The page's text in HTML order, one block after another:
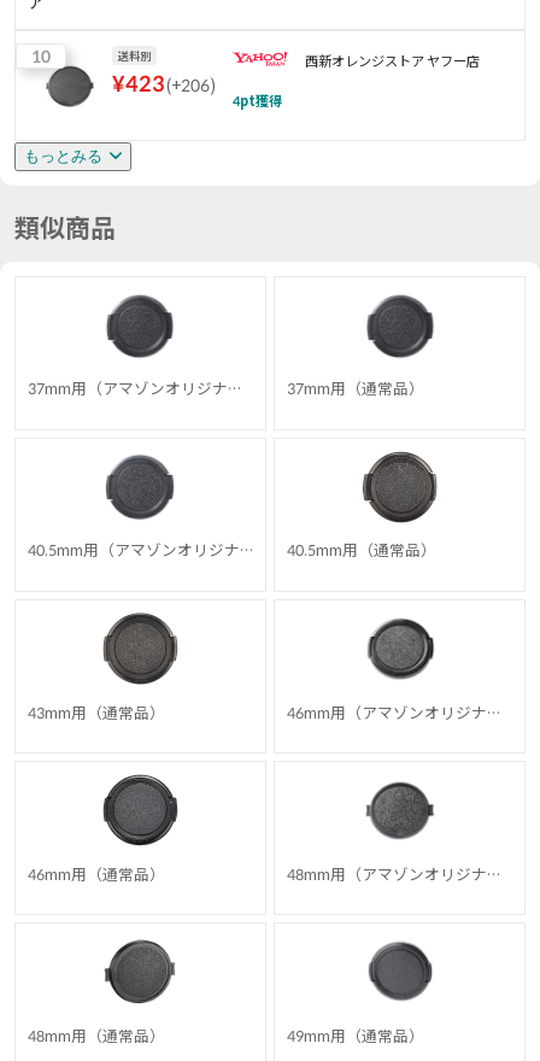
10 送料別
¥423(+206)
西新オレンジストア ヤフー店
4pt獲得
もっとみる
類似商品
37mm用（アマゾンオリジナ
37mm用（通常品）
40.5mm用（アマゾンオリジナ
40.5mm用（通常品）
43mm用（通常品）
46mm用（アマゾンオリジナ
46mm用（通常品）
48mm用（アマゾンオリジナ
48mm用（通常品） 49mm用（通常品）